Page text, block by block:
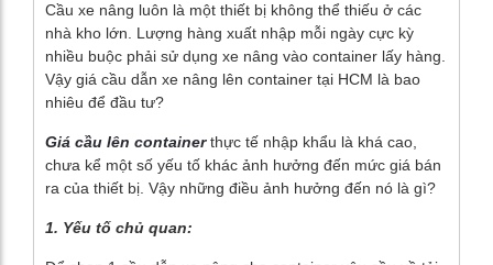
Cầu xe nâng luôn là một thiết bị không thể thiếu ở các
nhà kho lớn. Lượng hàng xuất nhập mỗi ngày cực kỳ
nhiều buộc phải sử dụng xe nâng vào container lấy hàng.
Vậy giá cầu dẫn xe nâng lên container tại HCM là bao
nhiêu để đầu tư?
Giá cầu lên containerthực tế nhập khẩu là khá cao,
chưa kể một số yếu tố khác ảnh hưởng đến mức giá bán
ra của thiết bị. Vậy những điều ảnh hưởng đến nó là gì?
1. Yếu tố chủ quan: